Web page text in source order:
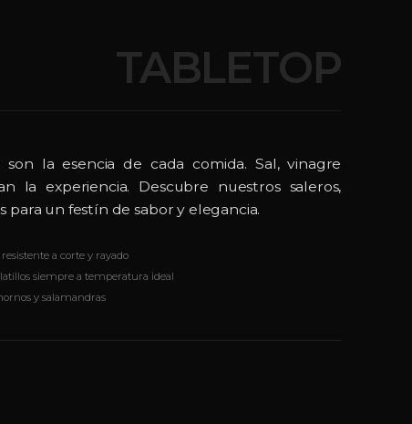
TABLETOP
son la esencia de cada comida. Sal, vinagre
la experiencia. Descubre nuestros saleros,
para un festín de sabor y elegancia.
a corte y rayado
siempre a temperatura ideal
y salamandras